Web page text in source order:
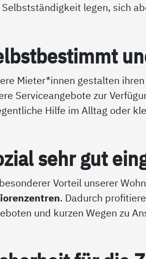
Selbstständigkeit legen, sich
Mieter*innen gestalten
Serviceangebote zur
Hilfe im Alltag oder
sehr gut
Vorteil unserer
. Dadurch
und kurzen Wegen zu